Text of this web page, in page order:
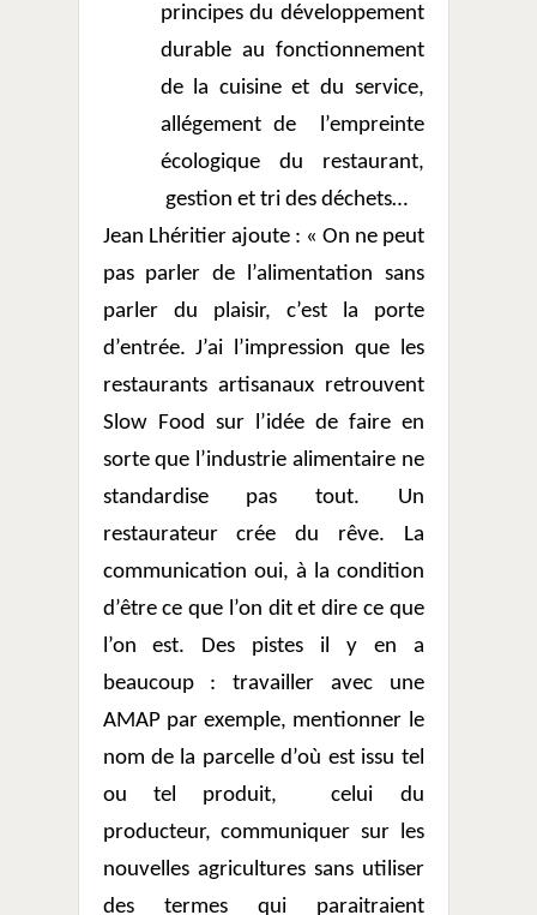
principes du développement
durable au fonctionnement
de la cuisine et du service,
allégement de
l’empreinte
écologique du restaurant,
gestion et tri des déchets…
Jean Lhéritier ajoute : « On ne peut
pas parler de l’alimentation sans
parler du plaisir, c’est la porte
d’entrée. J’ai l’impression que les
restaurants artisanaux retrouvent
Slow Food sur l’idée de faire en
sorte que l’industrie alimentaire ne
standardise pas tout. Un
restaurateur crée du rêve. La
communication oui, à la condition
d’être ce que l’on dit et dire ce que
l’on est. Des pistes il y en a
beaucoup : travailler avec une
AMAP par exemple, mentionner le
nom de la parcelle d’où est issu tel
ou tel produit,
celui du
producteur, communiquer sur les
nouvelles agricultures sans utiliser
des termes qui paraitraient